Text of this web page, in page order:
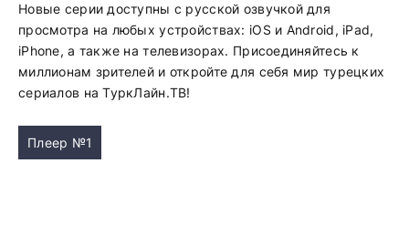
Новые серии доступны с русской озвучкой для
просмотра на любых устройствах: iOS и Android, iPad,
iPhone, а также на телевизорах. Присоединяйтесь к
миллионам зрителей и откройте для себя мир турецких
сериалов на ТуркЛайн.ТВ!
Плеер №1